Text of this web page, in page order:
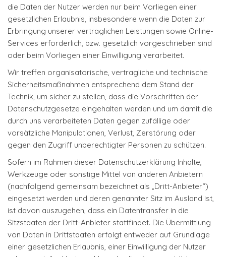
die Daten der Nutzer werden nur beim Vorliegen einer
gesetzlichen Erlaubnis, insbesondere wenn die Daten zur
Erbringung unserer vertraglichen Leistungen sowie Online-
Services erforderlich, bzw. gesetzlich vorgeschrieben sind
oder beim Vorliegen einer Einwilligung verarbeitet.
Wir treffen organisatorische, vertragliche und technische
Sicherheitsmaßnahmen entsprechend dem Stand der
Technik, um sicher zu stellen, dass die Vorschriften der
Datenschutzgesetze eingehalten werden und um damit die
durch uns verarbeiteten Daten gegen zufällige oder
vorsätzliche Manipulationen, Verlust, Zerstörung oder
gegen den Zugriff unberechtigter Personen zu schützen.
Sofern im Rahmen dieser Datenschutzerklärung Inhalte,
Werkzeuge oder sonstige Mittel von anderen Anbietern
(nachfolgend gemeinsam bezeichnet als „Dritt-Anbieter“)
eingesetzt werden und deren genannter Sitz im Ausland ist,
ist davon auszugehen, dass ein Datentransfer in die
Sitzstaaten der Dritt-Anbieter stattfindet. Die Übermittlung
von Daten in Drittstaaten erfolgt entweder auf Grundlage
einer gesetzlichen Erlaubnis, einer Einwilligung der Nutzer